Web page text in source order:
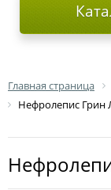
Главная страница
Нефролепис Грин